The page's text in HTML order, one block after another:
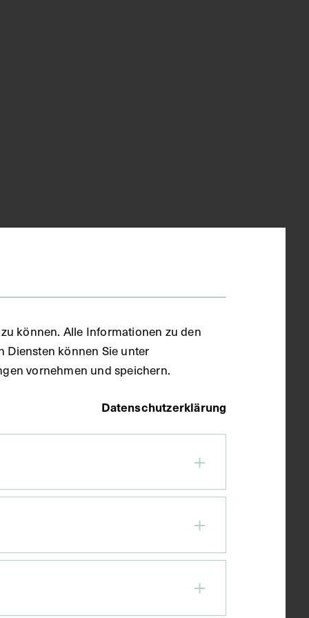
können. Alle Informationen zu den
Diensten können Sie unter
vornehmen und speichern.
Datenschutzerklärung